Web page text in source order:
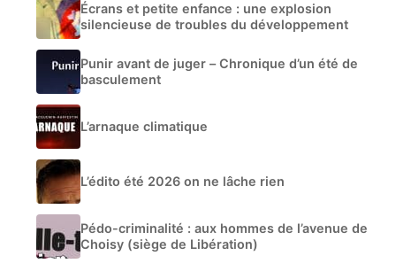
Écrans et petite enfance : une explosion
silencieuse de troubles du développement
Punir avant de juger – Chronique d’un été de
basculement
L’arnaque climatique
L’édito été 2026 on ne lâche rien
Pédo-criminalité : aux hommes de l’avenue de
Choisy (siège de Libération)